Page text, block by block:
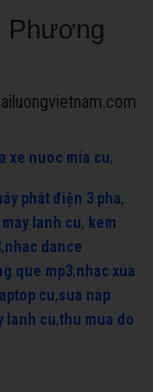
Phương
xe nuoc mia cu,
phát điện 3 pha,
lanh cu, kem
,nhac dance
que mp3,nhac xua
cu,sua nap
lanh cu,thu mua do